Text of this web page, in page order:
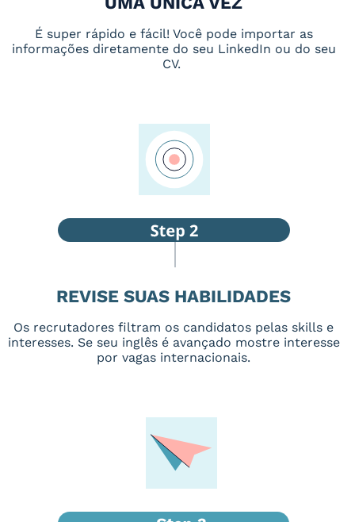
É super rápido e fácil! Você pode importar as
informações diretamente do seu LinkedIn ou do seu
CV.
REVISE SUAS HABILIDADES
Os recrutadores filtram os candidatos pelas skills e
interesses. Se seu inglês é avançado mostre interesse
por vagas internacionais.